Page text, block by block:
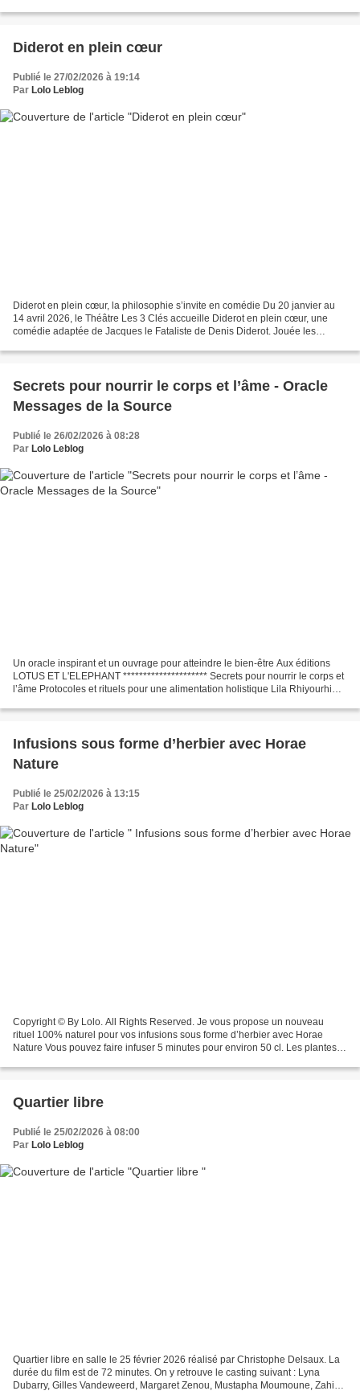
Diderot en plein cœur
Publié le 27/02/2026 à 19:14
Par Lolo Leblog
Diderot en plein cœur, la philosophie s’invite en comédie Du 20 janvier au
14 avril 2026, le Théâtre Les 3 Clés accueille Diderot en plein cœur, une
comédie adaptée de Jacques le Fataliste de Denis Diderot. Jouée les
Secrets pour nourrir le corps et l’âme - Oracle
Messages de la Source
Publié le 26/02/2026 à 08:28
Par Lolo Leblog
Un oracle inspirant et un ouvrage pour atteindre le bien-être Aux éditions
LOTUS ET L'ELEPHANT ********************* Secrets pour nourrir le corps et
l’âme Protocoles et rituels pour une alimentation holistique Lila Rhiyourhi
Infusions sous forme d’herbier avec Horae
Nature
Publié le 25/02/2026 à 13:15
Par Lolo Leblog
Copyright © By Lolo. All Rights Reserved. Je vous propose un nouveau
rituel 100% naturel pour vos infusions sous forme d’herbier avec Horae
Nature Vous pouvez faire infuser 5 minutes pour environ 50 cl. Les plantes et
Quartier libre
Publié le 25/02/2026 à 08:00
Par Lolo Leblog
Quartier libre en salle le 25 février 2026 réalisé par Christophe Delsaux. La
durée du film est de 72 minutes. On y retrouve le casting suivant : Lyna
Dubarry, Gilles Vandeweerd, Margaret Zenou, Mustapha Moumoune, Zahia